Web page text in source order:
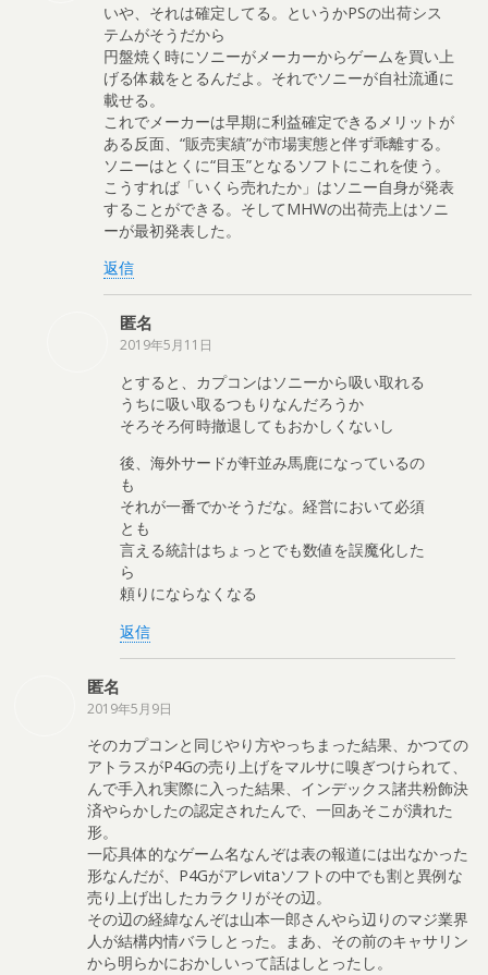
いや、それは確定してる。というかPSの出荷シス
テムがそうだから
円盤焼く時にソニーがメーカーからゲームを買い上
げる体裁をとるんだよ。それでソニーが自社流通に
載せる。
これでメーカーは早期に利益確定できるメリットが
ある反面、“販売実績”が市場実態と伴ず乖離する。
ソニーはとくに“目玉”となるソフトにこれを使う。
こうすれば「いくら売れたか」はソニー自身が発表
することができる。そしてMHWの出荷売上はソニ
ーが最初発表した。
返信
匿名
2019年5月11日
とすると、カプコンはソニーから吸い取れる
うちに吸い取るつもりなんだろうか
そろそろ何時撤退してもおかしくないし
後、海外サードが軒並み馬鹿になっているの
も
それが一番でかそうだな。経営において必須
とも
言える統計はちょっとでも数値を誤魔化した
ら
頼りにならなくなる
返信
匿名
2019年5月9日
そのカプコンと同じやり方やっちまった結果、かつての
アトラスがP4Gの売り上げをマルサに嗅ぎつけられて、
んで手入れ実際に入った結果、インデックス諸共粉飾決
済やらかしたの認定されたんで、一回あそこが潰れた
形。
一応具体的なゲーム名なんぞは表の報道には出なかった
形なんだが、P4Gがアレvitaソフトの中でも割と異例な
売り上げ出したカラクリがその辺。
その辺の経緯なんぞは山本一郎さんやら辺りのマジ業界
人が結構内情バラしとった。まあ、その前のキャサリン
から明らかにおかしいって話はしとったし。